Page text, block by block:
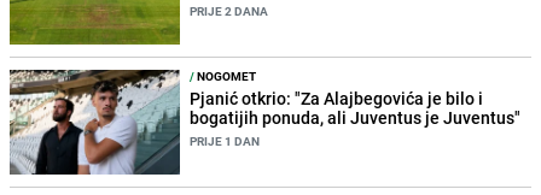
PRIJE 2 DANA
/NOGOMET
Pjanić otkrio: "Za Alajbegovića je bilo i
bogatijih ponuda, ali Juventus je Juventus"
PRIJE 1 DAN